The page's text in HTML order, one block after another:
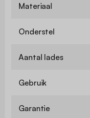
Materiaal
Onderstel
Aantal lades
Gebruik
Garantie